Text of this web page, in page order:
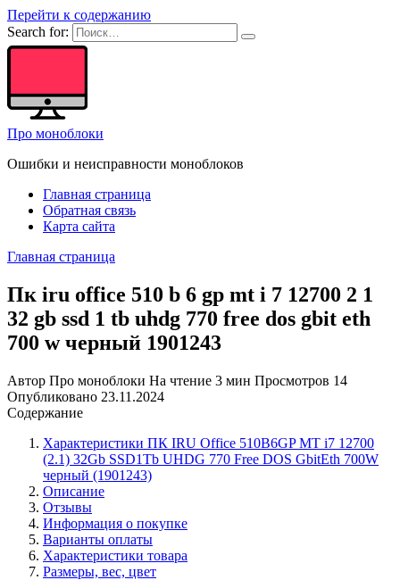
Перейти к содержанию
Search for:
Про моноблоки
Ошибки и неисправности моноблоков
Главная страница
Обратная связь
Карта сайта
Главная страница
Пк iru office 510 b 6 gp mt i 7 12700 2 1
32 gb ssd 1 tb uhdg 770 free dos gbit eth
700 w черный 1901243
Автор Про моноблоки На чтение 3 мин Просмотров 14
Опубликовано 23.11.2024
Содержание
Характеристики ПК IRU Office 510B6GP MT i7 12700
(2.1) 32Gb SSD1Tb UHDG 770 Free DOS GbitEth 700W
черный (1901243)
Описание
Отзывы
Информация о покупке
Варианты оплаты
Характеристики товара
Размеры, вес, цвет